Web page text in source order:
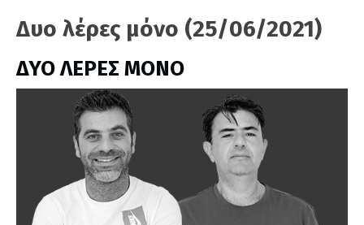
Δυο λέρες μόνο (25/06/2021)
ΔΥΟ ΛΕΡΕΣ ΜΟΝΟ